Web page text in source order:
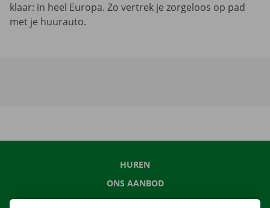
klaar: in heel Europa. Zo vertrek je zorgeloos op pad
met je huurauto.
HUREN
ONS AANBOD
ONZE DIENSTEN